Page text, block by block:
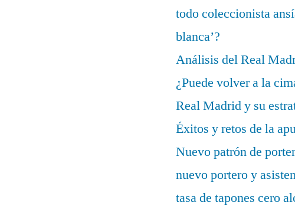
todo coleccionista
blanca’?
Análisis del Real
¿Puede volver a la
Real Madrid y su
Éxitos y retos de la
Nuevo patrón de
nuevo portero y
tasa de tapones cero